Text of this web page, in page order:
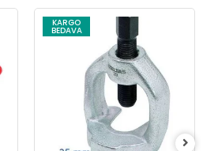
KARGO
BEDAVA